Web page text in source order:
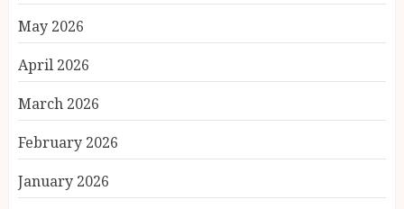
May 2026
April 2026
March 2026
February 2026
January 2026